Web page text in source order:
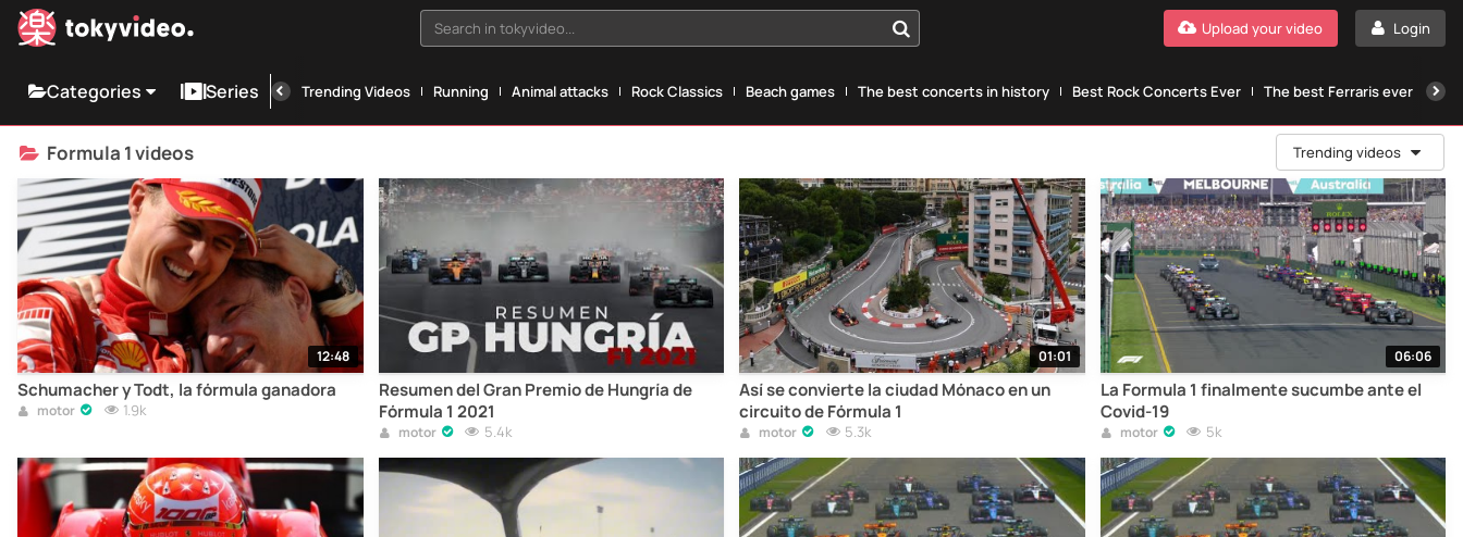
Search in tokyvideo... Login
Upload your video
Categories Series Trending Videos Running Animal attacks Rock Classics Beach games The best concerts in history Best Rock Concerts Ever The best Ferraris ever
Formula 1 videos Trending videos
12:48
Schumacher y Todt, la fórmula ganadora
motor 1.9k
Resumen del Gran Premio de Hungría de
Fórmula 1 2021
motor 5.4k
01:01
Así se convierte la ciudad Mónaco en un
circuito de Fórmula 1
motor 5.3k
06:06
La Formula 1 finalmente sucumbe ante el
Covid-19
motor 5k